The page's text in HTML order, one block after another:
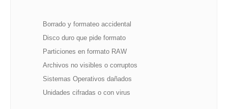
Borrado y formateo accidental
Disco duro que pide formato
Particiones en formato RAW
Archivos no visibles o corruptos
Sistemas Operativos dañados
Unidades cifradas o con virus